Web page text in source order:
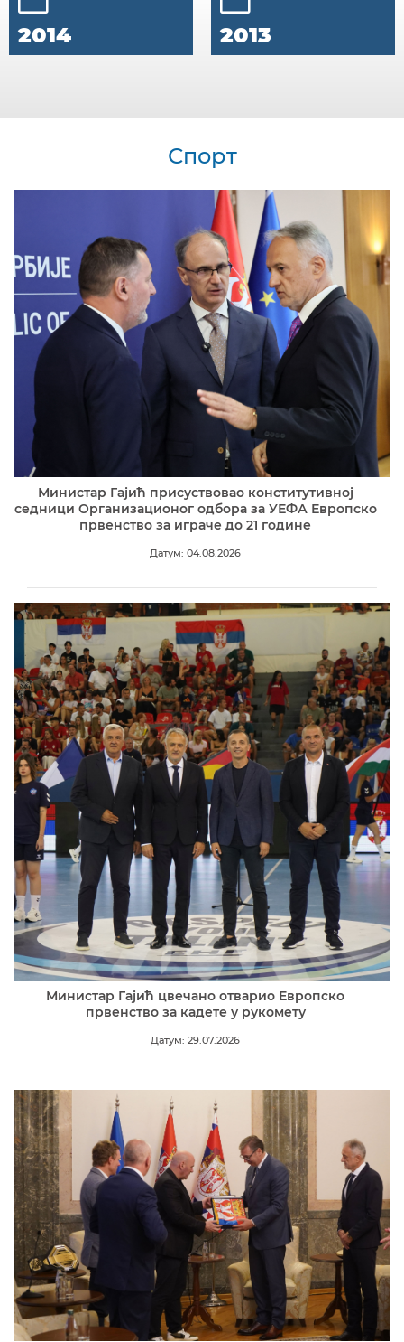
2014 2013
Спорт
Министар Гајић присуствовао конститутивној
седници Организационог одбора за УЕФА Европско
првенство за играче до 21 године
Датум: 04.08.2026
Министар Гајић цвечано отварио Европско
првенство за кадете у рукомету
Датум: 29.07.2026